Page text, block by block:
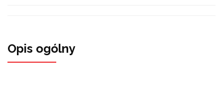
Opis ogólny